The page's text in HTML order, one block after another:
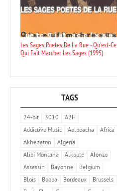
Les Sages Poetes De La Rue - Qu'est-Ce
Qui Fait Marcher Les Sages (1995)
TAGS
24-bit 3010
A2H
Addictive Music
Aelpeacha
Africa
Akhenaton
Algeria
Alibi Montana
Alkpote
Alonzo
Assassin
Bayonne
Belgium
Blois
Booba Bordeaux
Brussels